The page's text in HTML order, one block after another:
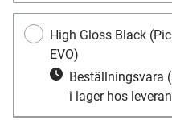
High Gloss Black
EVO)
Beställningsvara
i lager hos